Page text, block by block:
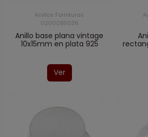
Anillos Fornituras
02000BS036
Anillo base plana vintage
10x15mm en plata 925
Ver